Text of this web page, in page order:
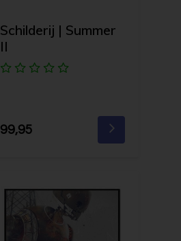
Schilderij | Summer
II
99,95